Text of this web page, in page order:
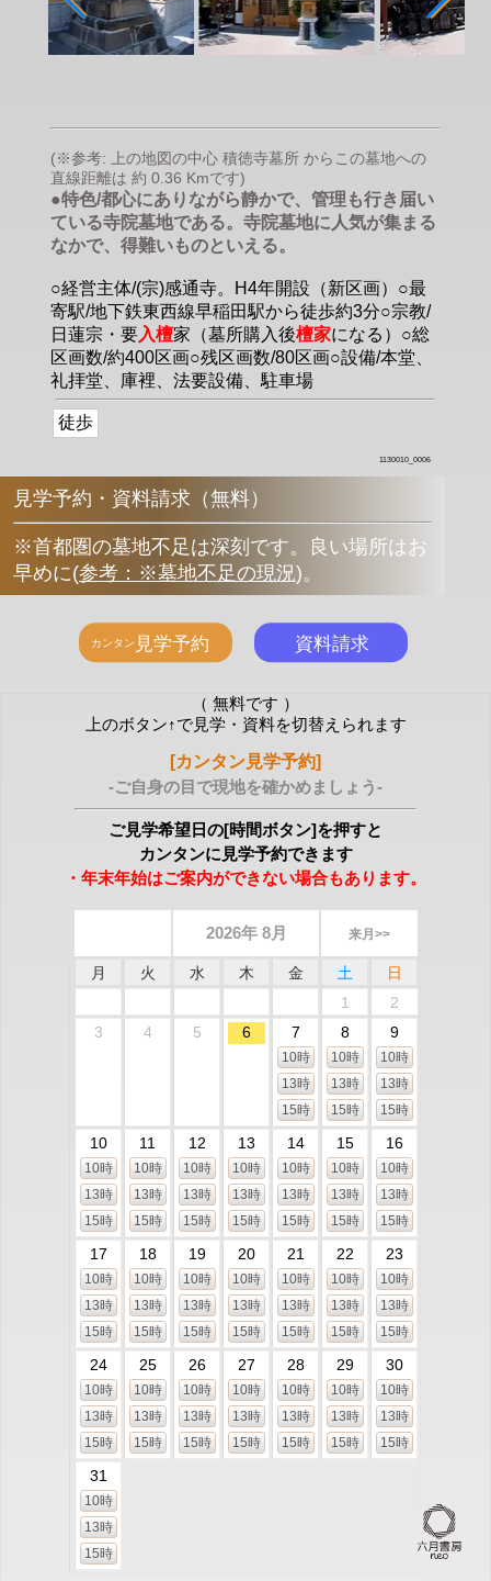
(※参考: 上の地図の中心 積徳寺墓所 からこの墓地への
直線距離は 約 0.36 Kmです)
●特色/都心にありながら静かで、管理も行き届い
ている寺院墓地である。寺院墓地に人気が集まる
なかで、得難いものといえる。
○経営主体/(宗)感通寺。H4年開設（新区画）○最
寄駅/地下鉄東西線早稲田駅から徒歩約3分○宗教/
日蓮宗・要入檀家（墓所購入後檀家になる）○総
区画数/約400区画○残区画数/80区画○設備/本堂、
礼拝堂、庫裡、法要設備、駐車場
徒歩
1130010_0006
見学予約・資料請求（無料）
※首都圏の墓地不足は深刻です。良い場所はお
早めに(参考：※墓地不足の現況)。
（ 無料です ）
上のボタン↑で見学・資料を切替えられます
[カンタン見学予約]
-ご自身の目で現地を確かめましょう-
ご見学希望日の[時間ボタン]を押すと
カンタンに見学予約できます
・年末年始はご案内ができない場合もあります。
2026年 8月 来月>>
月 火 水 木 金 土
日
1
2
3
4 5 6 7
10時
13時
15時
8
10時
13時
15時
9
10時
13時
15時
10
10時
13時
15時
11
10時
13時
15時
12
10時
13時
15時
13
10時
13時
15時
14
10時
13時
15時
15
10時
13時
15時
16
10時
13時
15時
17
10時
13時
15時
18
10時
13時
15時
19
10時
13時
15時
20
10時
13時
15時
21
10時
13時
15時
22
10時
13時
15時
23
10時
13時
15時
24
10時
13時
15時
25
10時
13時
15時
26
10時
13時
15時
27
10時
13時
15時
28
10時
13時
15時
29
10時
13時
15時
30
10時
13時
15時
31
10時
13時
15時